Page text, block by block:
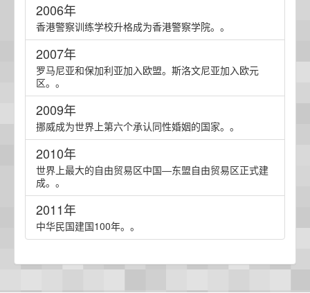
2006年
香港警察训练学校升格成为香港警察学院。。
2007年
罗马尼亚和保加利亚加入欧盟。斯洛文尼亚加入欧元
区。。
2009年
挪威成为世界上第六个承认同性婚姻的国家。。
2010年
世界上最大的自由贸易区中国―东盟自由贸易区正式建
成。。
2011年
中华民国建国100年。。